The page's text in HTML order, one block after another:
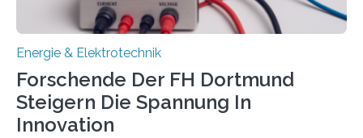
Energie & Elektrotechnik
Forschende Der FH Dortmund
Steigern Die Spannung In
Innovation